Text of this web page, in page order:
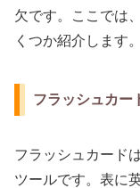
欠です。ここでは
くつか紹介します。
フラッシュカー
フラッシュカード
ツールです。表に